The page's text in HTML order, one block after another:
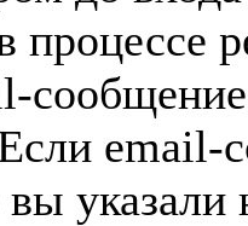
процессе
email-